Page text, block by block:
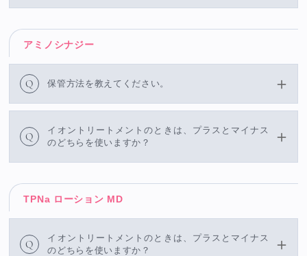
アミノシナジー
Q 保管方法を教えてください。
Q
イオントリートメントのときは、プラスとマイナス
のどちらを使いますか？
TPNa ローション MD
Q
イオントリートメントのときは、プラスとマイナス
のどちらを使いますか？